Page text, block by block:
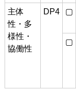
主体
性・多
様性・
協働性
DP4 ▢
▢